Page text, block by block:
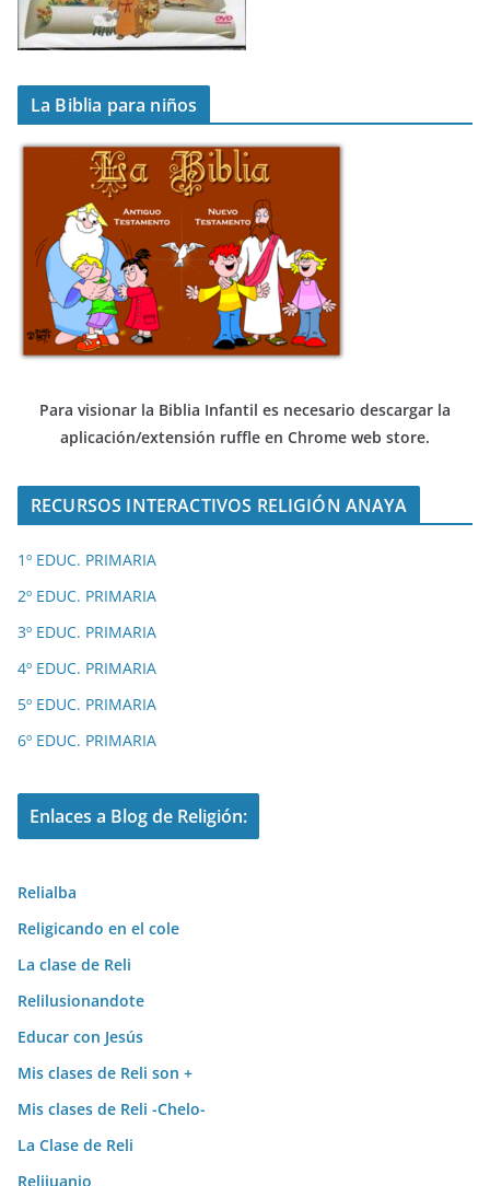
La Biblia para niños
Para visionar la Biblia Infantil es necesario descargar la
aplicación/extensión ruffle en Chrome web store.
RECURSOS INTERACTIVOS RELIGIÓN ANAYA
1º EDUC. PRIMARIA
2º EDUC. PRIMARIA
3º EDUC. PRIMARIA
4º EDUC. PRIMARIA
5º EDUC. PRIMARIA
6º EDUC. PRIMARIA
Enlaces a Blog de Religión:
Relialba
Religicando en el cole
La clase de Reli
Relilusionandote
Educar con Jesús
Mis clases de Reli son +
Mis clases de Reli -Chelo-
La Clase de Reli
Relijuanjo